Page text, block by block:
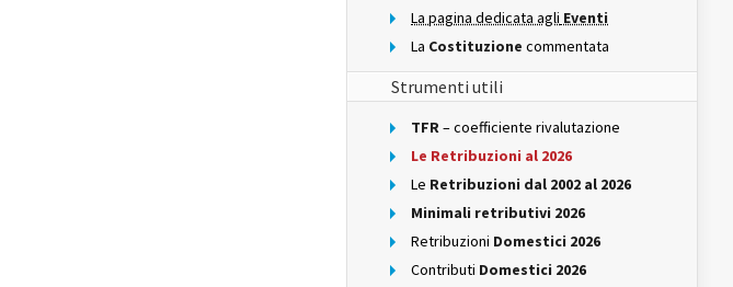
La pagina dedicata agli Eventi
La Costituzione commentata
Strumenti utili
TFR– coefficiente rivalutazione
Le Retribuzioni al 2026
Le Retribuzioni dal 2002 al 2026
Minimali retributivi 2026
Retribuzioni Domestici 2026
Contributi Domestici 2026